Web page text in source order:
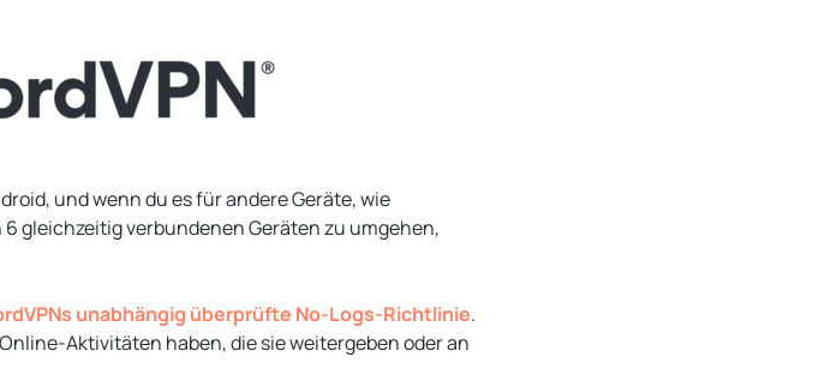
und wenn du es für andere Geräte, wie
gleichzeitig verbundenen Geräten zu umgehen,
unabhängig überprüfte No-Logs-Richtlinie.
Aktivitäten haben, die sie weitergeben oder an